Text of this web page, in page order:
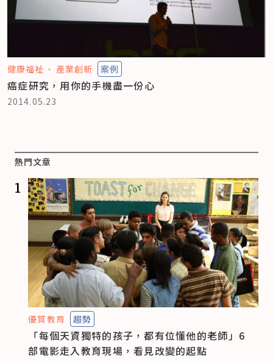
健康福祉 產業創新 案例
癌症研究，用你的手機盡一份心
2014.05.23
熱門文章
1
優質教育 趨勢
「每個天資獨特的孩子，都有位懂他的老師」6
部電影走入教育現場，看見改變的起點